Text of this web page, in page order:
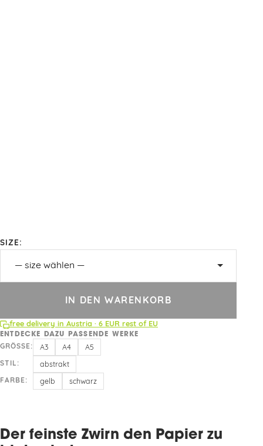
SIZE:
IN DEN WARENKORB
free delivery in Austria · 6 EUR rest of EU
ENTDECKE DAZU PASSENDE WERKE
GRÖSSE:
A3 A4 A5
STIL: abstrakt
FARBE: gelb schwarz
Der feinste Zwirn den Papier zu